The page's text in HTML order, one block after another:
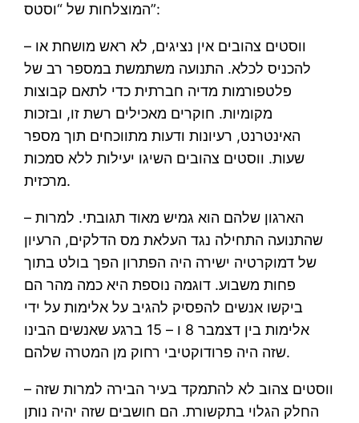
המוצלחות של “וסטס”:
– ווסטים צהובים אין נציגים, לא ראש מושחת או
להכניס לכלא. התנועה משתמשת במספר רב של
פלטפורמות מדיה חברתית כדי לתאם קבוצות
מקומיות. חוקרים מאכילים רשת זו, ובזכות
האינטרנט, רעיונות ודעות מתווכחים תוך מספר
שעות. ווסטים צהובים השיגו יעילות ללא סמכות
מרכזית.
– הארגון שלהם הוא גמיש מאוד תגובתי. למרות
שהתנועה התחילה נגד העלאת מס הדלקים, הרעיון
של דמוקרטיה ישירה היה הפתרון הפך בולט בתוך
פחות משבוע. דוגמה נוספת היא כמה מהר הם
ביקשו אנשים להפסיק להגיב על אלימות על ידי
אלימות בין דצמבר 8 ו – 15 ברגע שאנשים הבינו
שזה היה פרודוקטיבי רחוק מן המטרה שלהם.
– ווסטים צהוב לא להתמקד בעיר הבירה למרות שזה
החלק הגלוי בתקשורת. הם חושבים שזה יהיה נותן